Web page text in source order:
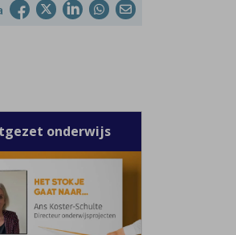
onderwijs